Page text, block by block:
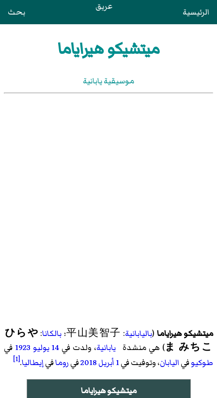
الرئيسية عريق بحث
ميتشيكو هيراياما
موسيقية يابانية
ميتشيكو هيراياما (باليابانية: 平山美智子؛ بالكانا:
ひらや
ま みちこ) هي منشدةيابانية، ولدت في 14 يوليو 1923 في
طوكيوفياليابان، وتوفيت في1 أبريل 2018فيرومافيإيطاليا.
[1]
ميتشيكو هيراياما